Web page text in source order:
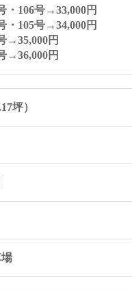
・106号→33,000円
号→34,000円
円
円
坪）